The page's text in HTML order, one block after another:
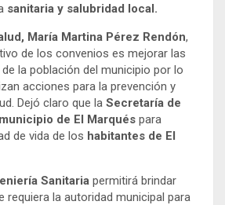
sanitaria y salubridad local.
María Martina Pérez Rendón,
de los convenios es mejorar las
la población del municipio por lo
acciones para la prevención y
Dejó claro que la Secretaría de
municipio de El Marqués para
de vida de los habitantes de El
Sanitaria permitirá brindar
requiera la autoridad municipal para